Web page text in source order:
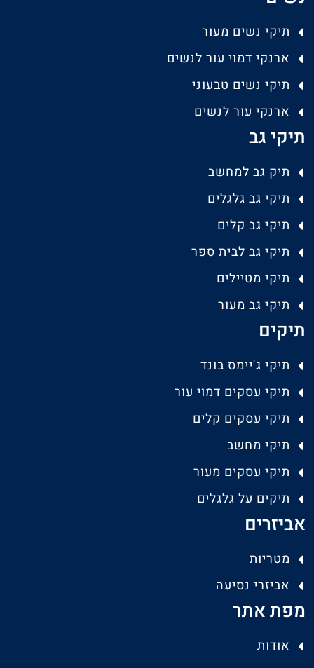
תיקי נשים מעור
ארנקי דמוי עור לנשים
תיקי נשים טבעוני
ארנקי עור לנשים
תיקי גב
תיק גב למחשב
תיקי גב גלגלים
תיקי גב קלים
תיקי גב לבית ספר
תיקי מטיילים
תיקי גב מעור
תיקים
תיקי ג'יימס בונד
תיקי עסקים דמוי עור
תיקי עסקים קלים
תיקי מחשב
תיקי עסקים מעור
תיקים על גלגלים
אביזרים
מטריות
אביזרי נסיעה
מפת אתר
אודות